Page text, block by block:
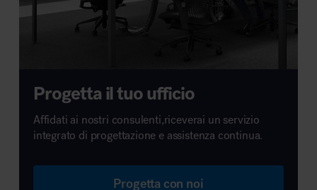
Progetta il tuo ufficio
Affidati ai nostri consulenti,riceverai un servizio
integrato di progettazione e assistenza continua.
Progetta con noi